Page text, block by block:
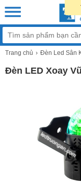
Trang chủ Đèn Led Sân
Đèn LED Xoay